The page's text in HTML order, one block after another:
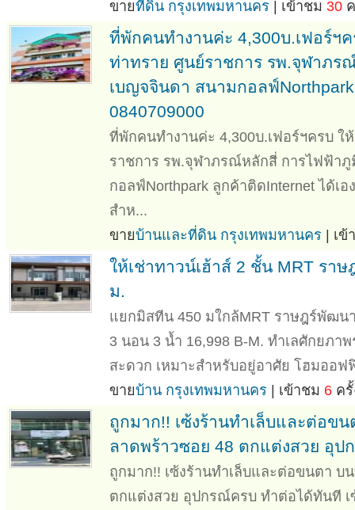
ขายที่ดิน กรุงเทพมหานคร | เข้าชม 30
ที่พักคนทำงานค่ะ 4,300บ.เฟอร์ฯค
ท่าทราย ศูนย์ราชการ รพ.จุฬาภ
เบญจจินดา สนามกอลฟ์
0840709000
ที่พักคนทำงานค่ะ 4,300บ.เฟอร์ฯครบ ใ
ราชการ รพ.จุฬาภรณ์หลักสี่ การไฟฟ้า
กอลฟ์Northpark ลูกค้าติดInternet ได้เ
สำห...
ขายบ้านและที่ดิน กรุงเทพมหานคร | เ
ให้เช่าทาวน์เฮ้าส์ 2 ชั้น MRT ร
ม.
แยกมิสทีน 450 มใกล้MRT ราษฎร์พัฒน
3 นอน 3 น้ำ 16,998 B-M. ทำเลศักยภ
สะดวก เหมาะสำหรับอยู่อาศัย โฮมออ
ขายบ้าน กรุงเทพมหานคร | เข้าชม 6 ค
ถูกมาก!! เซ้งร้านทำเล็บและต่อขน
ลาดพร้าวซอย 48 ตกแต่งสวย อุ
ถูกมาก!! เซ้งร้านทำเล็บและต่อขนตา บ
ตกแต่งสวย อุปกรณ์ครบ ทำต่อได้ทันที เ